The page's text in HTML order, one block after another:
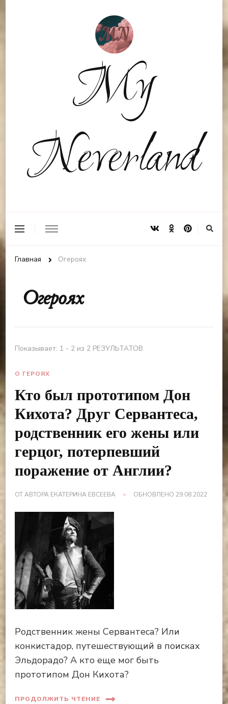
My
Neverland
Главная Огероях
Огероях
Показывает: 1 - 2 из 2 РЕЗУЛЬТАТОВ
О ГЕРОЯХ
Кто был прототипом Дон
Кихота? Друг Сервантеса,
родственник его жены или
герцог, потерпевший
поражение от Англии?
ОТ АВТОРА ЕКАТЕРИНА ЕВСЕЕВА ОБНОВЛЕНО 29.08.2022
Родственник жены Сервантеса? Или
конкистадор, путешествующий в поисках
Эльдорадо? А кто еще мог быть
прототипом Дон Кихота?
ПРОДОЛЖИТЬ ЧТЕНИЕ